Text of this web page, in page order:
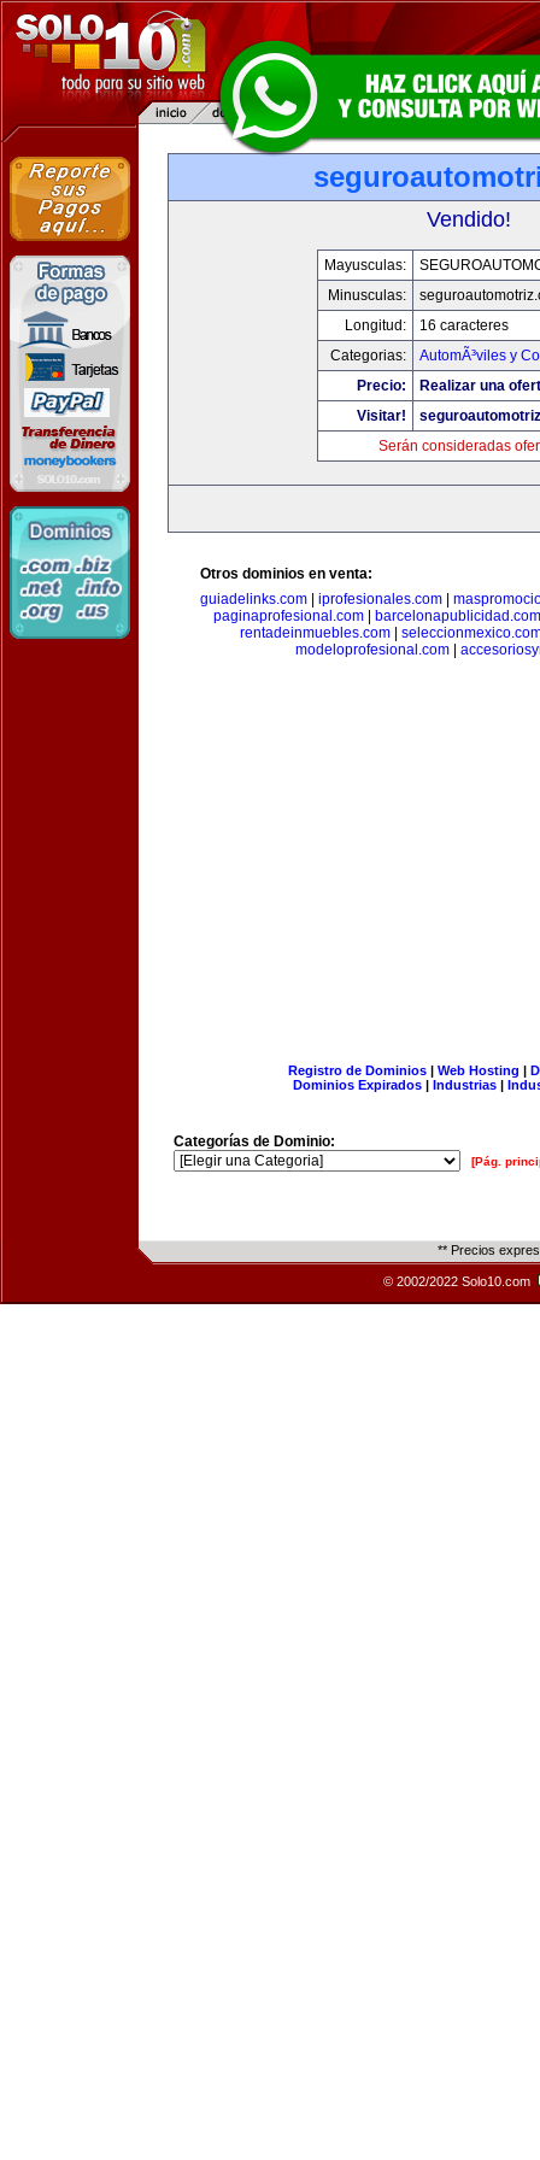
Vendido!
Mayusculas:
Minusculas:
Longitud:
16 caracteres
Categorias:
AutomÃ³viles y
Precio:
Realizar una
Visitar!
Serán consideradas
Otros dominios en venta:
guiadelinks.com
iprofesionales.com
paginaprofesional.com|
barcelonapublicidad.com
rentadeinmuebles.com
modeloprofesional.com
Registro de Dominios| Web Hosting |
Dominios Expirados | Industrias |
Categorías de Dominio:
[Pág.
** Precios
© 2002/2022 Solo10.com